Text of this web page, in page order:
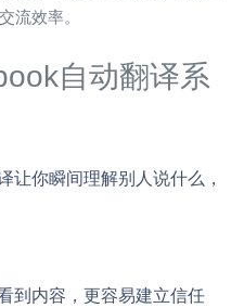
流效率。
自动翻译系
让你瞬间理解别人说什么，
到内容，更容易建立信任